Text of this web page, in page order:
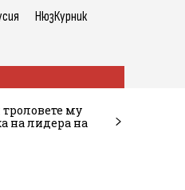
НюзКурник
му
на лидера на